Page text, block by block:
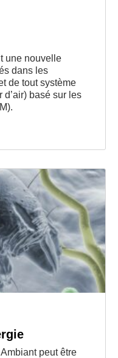
une nouvelle
dans les
de tout système
basé sur les
peut être